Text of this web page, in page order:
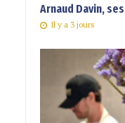
Arnaud Davin,
Il y a 3 jours